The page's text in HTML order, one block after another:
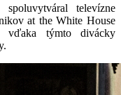
televízne
at the White House
vďaka týmto divácky